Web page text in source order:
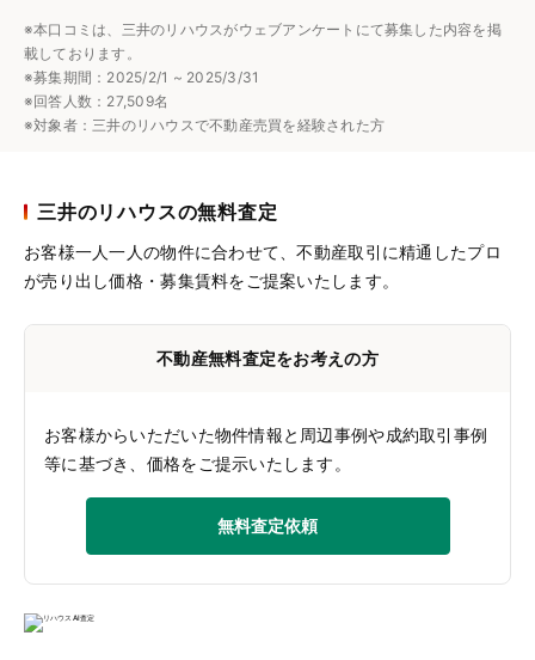
※本口コミは、三井のリハウスがウェブアンケートにて募集した内容を掲
載しております。
※募集期間：2025/2/1 ~ 2025/3/31
※回答人数：27,509名
※対象者：三井のリハウスで不動産売買を経験された方
三井のリハウスの無料査定
お客様一人一人の物件に合わせて、不動産取引に精通したプロ
が売り出し価格・募集賃料をご提案いたします。
不動産無料査定をお考えの方
お客様からいただいた物件情報と周辺事例や成約取引事例
等に基づき、価格をご提示いたします。
無料査定依頼